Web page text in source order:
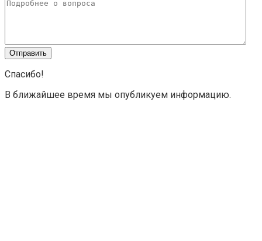
Спасибо!
В ближайшее время мы опубликуем информацию.